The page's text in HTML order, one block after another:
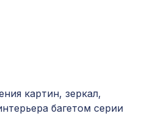
картин, зеркал,
багетом серии